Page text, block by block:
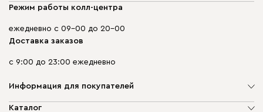
Режим работы колл-центра
ежедневно с 09-00 до 20-00
Доставка заказов
с 9:00 до 23:00 ежедневно
Информация для покупателей
О компании
Каталог